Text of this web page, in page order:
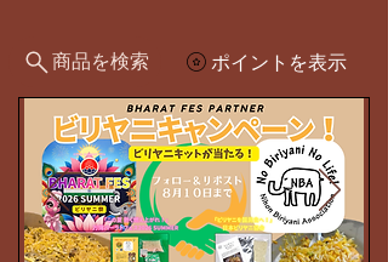
ポイントを表示
商品を検索